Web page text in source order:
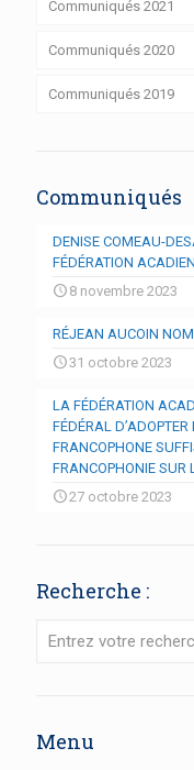
Communiqués 2021
Communiqués 2020
Communiqués 2019
Communiqués
DENISE COMEAU-
FÉDÉRATION
8 novembre 2023
RÉJEAN AUCOIN
31 octobre 2023
LA FÉDÉRATION
FÉDÉRAL
FRANCOPHONE
FRANCOPHONIE SUR
27 octobre 2023
Recherche :
Menu